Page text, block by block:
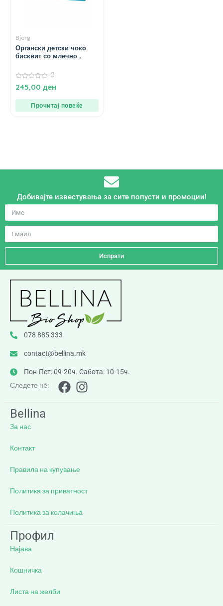
Bjorg
Органски детски чоко
бисквит со млечно
0
од
0
245,00 ден
Прочитај повеќе
Добивајте известувања за сите попусти и промоции!
Испрати
078 885 333
contact@bellina.mk
Пон-Пет: 09-20ч. Сабота: 10-15ч.
Следете нè:
Bellina
За нас
Контакт
Правила на купување
Политика за приватност
Политика за колачиња
Профил
Најава
Кошничка
Листа на желби